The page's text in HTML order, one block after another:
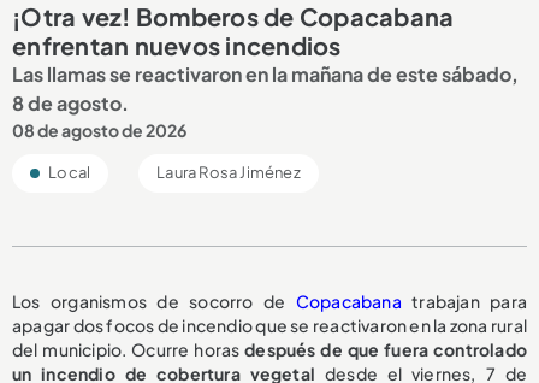
¡Otra vez! Bomberos de Copacabana
enfrentan nuevos incendios
Las llamas se reactivaron en la mañana de este sábado,
8 de agosto.
08 de agosto de 2026
Local Laura Rosa Jiménez
Los organismos de socorro de Copacabana trabajan para
apagar dos focos de incendio que se reactivaron en la zona rural
del municipio. Ocurre horasdespués de que fuera controlado
un incendio de cobertura vegetal desde el viernes, 7 de